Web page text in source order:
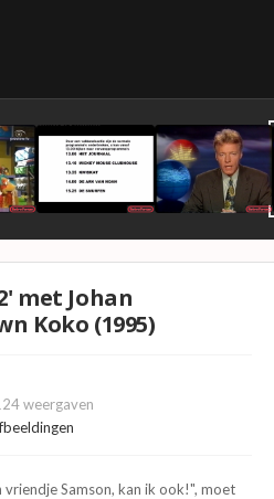
met Johan
Koko (1995)
weergaven
Samson, kan ik ook!", moet